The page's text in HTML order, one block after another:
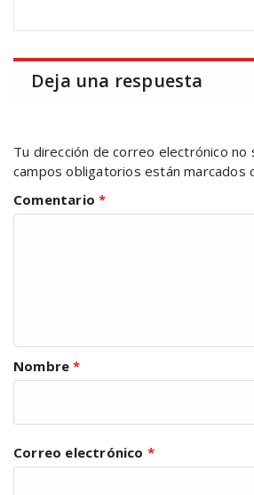
Deja una respuesta
Tu dirección de correo electrónico no
campos obligatorios están marcados
Comentario*
Nombre*
Correo electrónico *